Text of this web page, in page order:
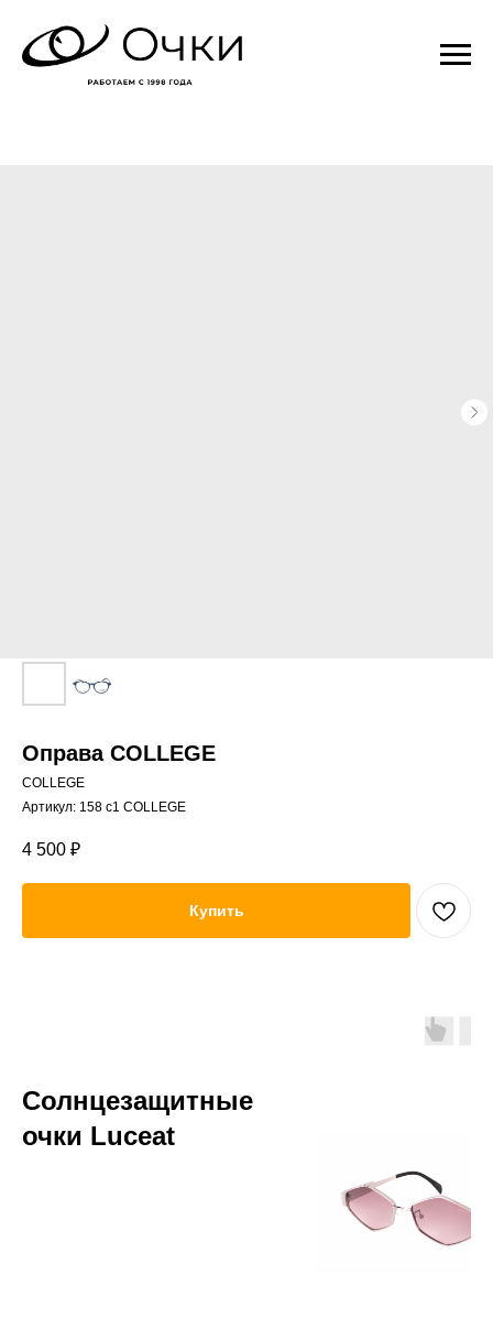
Оправа COLLEGE
COLLEGE
Артикул: 158 c1 COLLEGE
4 500 ₽
Купить
Солнцезащитные
очки Luceat